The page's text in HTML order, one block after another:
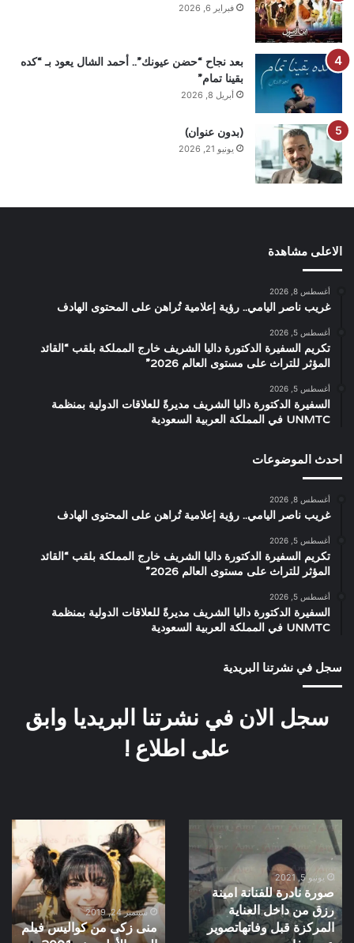
فبراير 6, 2026
بعد نجاح “حضن عيونك”.. أحمد الشال يعود بـ “كده
بقينا تمام”
أبريل 8, 2026
(بدون عنوان)
يونيو 21, 2026
الاعلى مشاهدة
أغسطس 8, 2026
غريب ناصر اليامي.. رؤية إعلامية تُراهن على المحتوى الهادف
أغسطس 5, 2026
تكريم السفيرة الدكتورة داليا الشريف خارج المملكة بلقب “القائد
المؤثر للتراث على مستوى العالم 2026”
أغسطس 5, 2026
السفيرة الدكتورة داليا الشريف مديرةً للعلاقات الدولية بمنظمة
UNMTC في المملكة العربية السعودية
احدث الموضوعات
أغسطس 8, 2026
غريب ناصر اليامي.. رؤية إعلامية تُراهن على المحتوى الهادف
أغسطس 5, 2026
تكريم السفيرة الدكتورة داليا الشريف خارج المملكة بلقب “القائد
المؤثر للتراث على مستوى العالم 2026”
أغسطس 5, 2026
السفيرة الدكتورة داليا الشريف مديرةً للعلاقات الدولية بمنظمة
UNMTC في المملكة العربية السعودية
سجل في نشرتنا البريدية
سجل الان في نشرتنا البريديا وابق
على اطلاع !
صورة
نادرة
للفنانة
امينة
رزق
من
داخل
يونيو 5, 2021
صورة نادرة للفنانة امينة
رزق من داخل العناية
المركزة قبل وفاتهاتصوير
منى
زكى
كواليس
فيلم
الحب
الأول
سبتمبر 24, 2019
منى زكى من كواليس فيلم